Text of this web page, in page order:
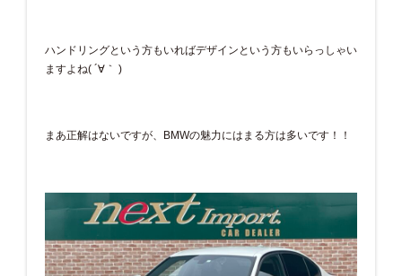
ハンドリングという方もいればデザインという方もいらっしゃい
ますよね( ´∀｀ )
まあ正解はないですが、BMWの魅力にはまる方は多いです！！